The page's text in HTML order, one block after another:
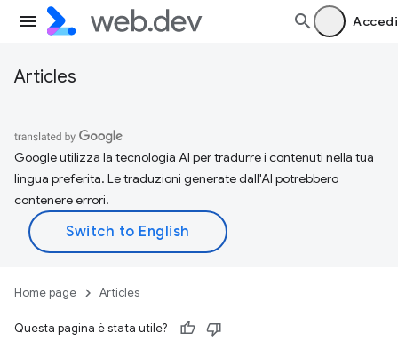
Accedi
Articles
Google utilizza la tecnologia AI per tradurre i contenuti nella tua
lingua preferita. Le traduzioni generate dall'AI potrebbero
contenere errori.
Home page Articles
Questa pagina è stata utile?